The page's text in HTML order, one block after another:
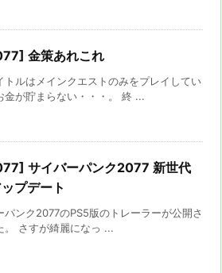
金策あれこれ
トルはメインクエストのみをプレイしてい
金が貯まらない・・・。 終 ...
サイバーパンク2077 新世代
プデート
パンク2077のPS5版のトレーラーが公開さ
。 さすが綺麗になっ ...